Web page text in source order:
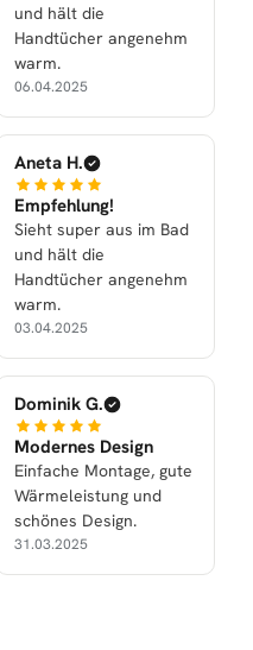
und hält die
Handtücher angenehm
warm.
06.04.2025
Aneta H.
Empfehlung!
Sieht super aus im Bad
und hält die
Handtücher angenehm
warm.
03.04.2025
Dominik G.
Modernes Design
Einfache Montage, gute
Wärmeleistung und
schönes Design.
31.03.2025